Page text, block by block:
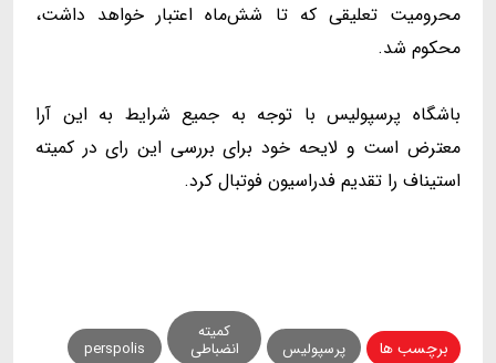
محرومیت تعلیقی که تا شش‌ماه اعتبار خواهد داشت،
محکوم شد.
باشگاه پرسپولیس با توجه به جمیع شرایط به این آرا
معترض است و لایحه خود برای بررسی این رای در کمیته
استیناف را تقدیم فدراسیون فوتبال کرد.
برچسب ها پرسپولیس
کمیته
انضباطی perspolis